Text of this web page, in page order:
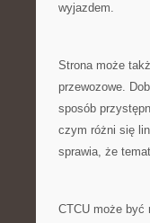
wyjazdem.
Strona może
przewozowe.
sposób
czym różni się
sprawia, że
CTCU może być